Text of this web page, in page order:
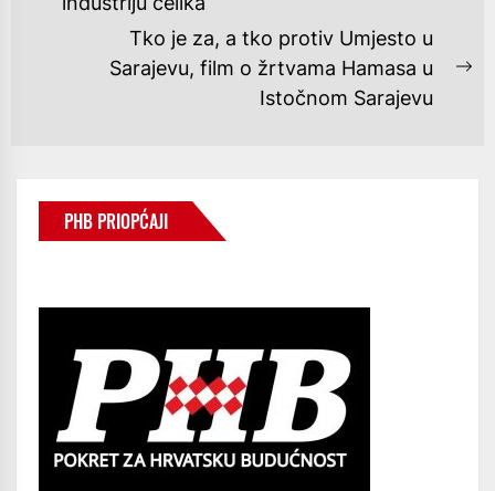
post:
Tko je za, a tko protiv Umjesto u
Sarajevu, film o žrtvama Hamasa u
Istočnom Sarajevu
PHB PRIOPĆAJI